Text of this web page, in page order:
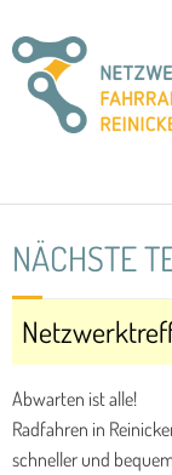
to
content
NÄCHSTE
Abwarten ist alle!
Radfahren in
schneller und